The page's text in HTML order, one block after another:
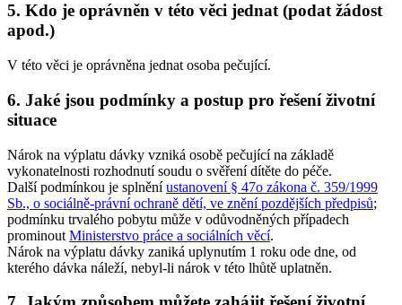
5. Kdo je oprávněn v této věci jednat (podat žádost
apod.)
V této věci je oprávněna jednat osoba pečující.
6. Jaké jsou podmínky a postup pro řešení životní
situace
Nárok na výplatu dávky vzniká osobě pečující na základě
vykonatelnosti rozhodnutí soudu o svěření dítěte do péče.
Další podmínkou je splněníustanovení § 47o zákona č. 359/1999
Sb., o sociálně-právní ochraně dětí, ve znění pozdějších předpisů;
podmínku trvalého pobytu může v odůvodněných případech
prominout Ministerstvo práce a sociálních věcí.
Nárok na výplatu dávky zaniká uplynutím 1 roku ode dne, od
kterého dávka náleží, nebyl-li nárok v této lhůtě uplatněn.